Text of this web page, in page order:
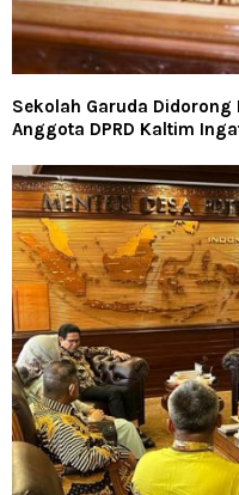
Sekolah Garuda
Anggota DPRD Kaltim